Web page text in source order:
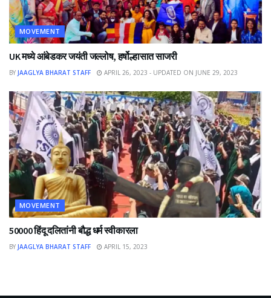
MOVEMENT
UK मध्ये आंबेडकर जयंती जल्लोष, हर्षोल्हासात साजरी
BY JAAGLYA BHARAT STAFF APRIL 26, 2023 - UPDATED ON JUNE 29, 2023
MOVEMENT
50000 हिंदू दलितांनी बौद्ध धर्म स्वीकारला
BY JAAGLYA BHARAT STAFF APRIL 15, 2023